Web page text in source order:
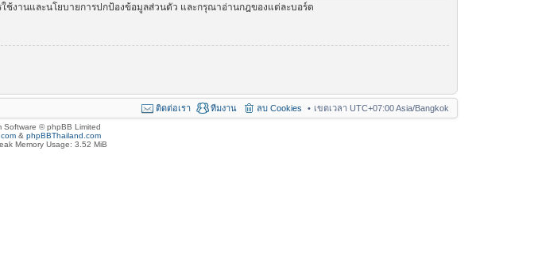
ช้งานและนโยบายการปกป้องข้อมูลส่วนตัว และกรุณาอ่านกฎของแต่ละบอร์ด
เขตเวลา UTC+07:00 Asia/Bangkok
ลบ Cookies
ทีมงาน
ติดต่อเรา
Software © phpBB Limited
& phpBBThailand.com
Memory Usage: 3.52 MiB